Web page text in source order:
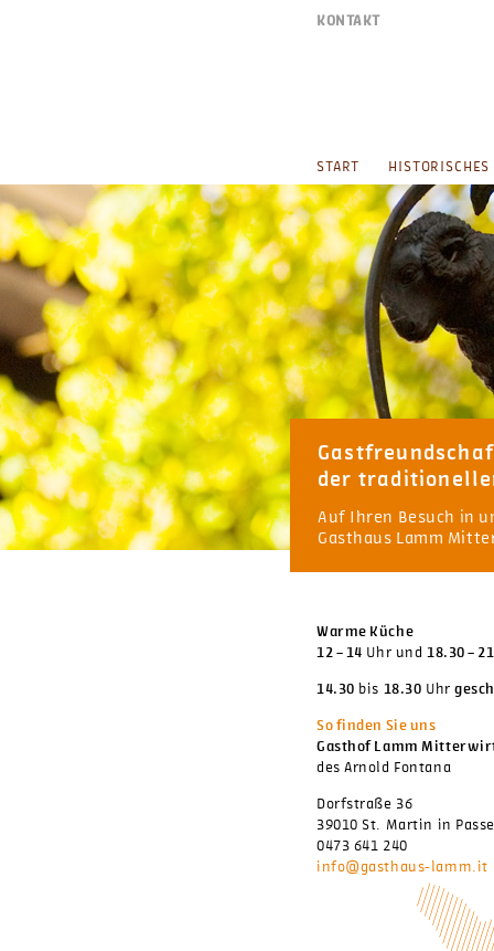
KONTAKT
START HISTORISCHES
der
Auf Ihren Besuch in
Gasthaus Lamm
Warme Küche
12 – 14 Uhr und 18.30 – 21
14.30 bis 18.30 Uhr
So finden Sie uns
Gasthof Lamm
des Arnold Fontana
Dorfstraße 36
39010 St. Martin in
0473 641 240
info@gasthaus-lamm.it